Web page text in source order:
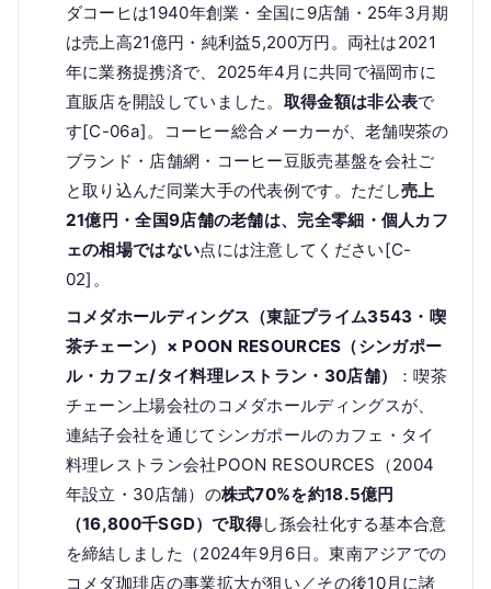
ダコーヒは1940年創業・全国に9店舗・25年3月期
は売上高21億円・純利益5,200万円。両社は2021
年に業務提携済で、2025年4月に共同で福岡市に
直販店を開設していました。 取得金額は非公表で
す[C-06a]。コーヒー総合メーカーが、老舗喫茶の
ブランド・店舗網・コーヒー豆販売基盤を会社ご
と取り込んだ同業大手の代表例です。ただし売上
21億円・全国9店舗の老舗は、完全零細・個人カフ
ェの相場ではない点には注意してください[C-
02]。
コメダホールディングス（東証プライム3543・喫
茶チェーン）× POON RESOURCES（シンガポー
ル・カフェ/タイ料理レストラン・30店舗）
：喫茶
チェーン上場会社のコメダホールディングスが、
連結子会社を通じてシンガポールのカフェ・タイ
料理レストラン会社POON RESOURCES（2004
年設立・30店舗）の株式70%を約18.5億円
（16,800千SGD）で取得し孫会社化する基本合意
を締結しました（2024年9月6日。東南アジアでの
コメダ珈琲店の事業拡大が狙い／その後10月に諸